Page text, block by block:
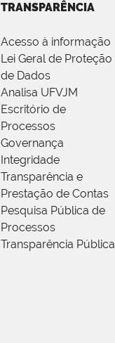
TRANSPARÊNCIA
Acesso à informação
Lei Geral de Proteção
de Dados
Analisa UFVJM
Escritório de
Processos
Governança
Integridade
Transparência e
Prestação de Contas
Pesquisa Pública de
Processos
Transparência Pública